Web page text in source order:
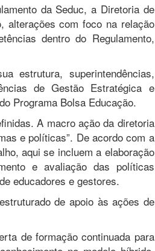
da Seduc, a Diretoria de
alterações com foco na relação
dentro do Regulamento,
estrutura, superintendências,
de Gestão Estratégica e
Programa Bolsa Educação.
A macro ação da diretoria
e políticas”. De acordo com a
aqui se incluem a elaboração
e avaliação das políticas
educadores e gestores.
de apoio às ações de
de formação continuada para